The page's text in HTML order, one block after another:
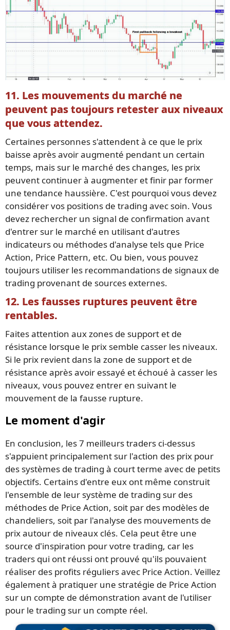
11. Les mouvements du marché ne
peuvent pas toujours retester aux niveaux
que vous attendez.
Certaines personnes s'attendent à ce que le prix
baisse après avoir augmenté pendant un certain
temps, mais sur le marché des changes, les prix
peuvent continuer à augmenter et finir par former
une tendance haussière. C'est pourquoi vous devez
considérer vos positions de trading avec soin. Vous
devez rechercher un signal de confirmation avant
d'entrer sur le marché en utilisant d'autres
indicateurs ou méthodes d'analyse tels que Price
Action, Price Pattern, etc. Ou bien, vous pouvez
toujours utiliser les recommandations de signaux de
trading provenant de sources externes.
12. Les fausses ruptures peuvent être
rentables.
Faites attention aux zones de support et de
résistance lorsque le prix semble casser les niveaux.
Si le prix revient dans la zone de support et de
résistance après avoir essayé et échoué à casser les
niveaux, vous pouvez entrer en suivant le
mouvement de la fausse rupture.
Le moment d'agir
En conclusion, les 7 meilleurs traders ci-dessus
s'appuient principalement sur l'action des prix pour
des systèmes de trading à court terme avec de petits
objectifs. Certains d'entre eux ont même construit
l'ensemble de leur système de trading sur des
méthodes de Price Action, soit par des modèles de
chandeliers, soit par l'analyse des mouvements de
prix autour de niveaux clés. Cela peut être une
source d'inspiration pour votre trading, car les
traders qui ont réussi ont prouvé qu'ils pouvaient
réaliser des profits réguliers avec Price Action. Veillez
également à pratiquer une stratégie de Price Action
sur un compte de démonstration avant de l'utiliser
pour le trading sur un compte réel.